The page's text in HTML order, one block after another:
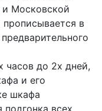
и Московской
в
часов до 2х дней,
и его
шкафа